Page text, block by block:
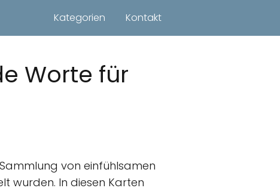
Kategorien Kontakt
Worte für
von einfühlsamen
wurden. In diesen Karten